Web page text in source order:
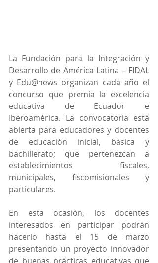
La Fundación para la Integración y
Desarrollo de América Latina – FIDAL
y Edu@news organizan cada año el
concurso que premia la excelencia
educativa de Ecuador e
Iberoamérica. La convocatoria está
abierta para educadores y docentes
de educación inicial, básica y
bachillerato; que pertenezcan a
establecimientos fiscales,
municipales, fiscomisionales y
particulares.
En esta ocasión, los docentes
interesados en participar podrán
hacerlo hasta el 15 de marzo
presentando un proyecto innovador
de buenas prácticas educativas que